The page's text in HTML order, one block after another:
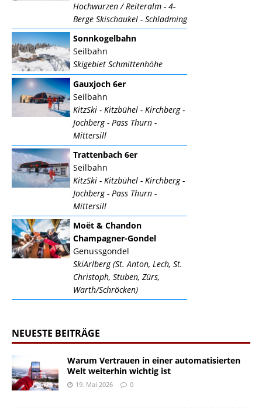
Hochwurzen / Reiteralm - 4-
Berge Skischaukel - Schladming
Sonnkogelbahn
Seilbahn
Skigebiet Schmittenhöhe
Gauxjoch 6er
Seilbahn
KitzSki - Kitzbühel - Kirchberg -
Jochberg - Pass Thurn -
Mittersill
Trattenbach 6er
Seilbahn
KitzSki - Kitzbühel - Kirchberg -
Jochberg - Pass Thurn -
Mittersill
Moët & Chandon
Champagner-Gondel
Genussgondel
SkiArlberg (St. Anton, Lech, St.
Christoph, Stuben, Zürs,
Warth/Schröcken)
NEUESTE BEITRÄGE
Warum Vertrauen in einer automatisierten
Welt weiterhin wichtig ist
19. Mai 2026 0